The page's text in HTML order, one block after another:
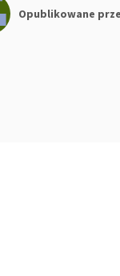
Opublikowane